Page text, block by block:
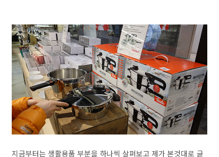
지금부터는 생활용품 부분을 하나씩 살펴보고 제가 본것대로 글